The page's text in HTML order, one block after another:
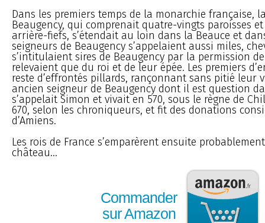
Dans les premiers temps de la monarchie française,
Beaugency, qui comprenait quatre-vingts paroisses
arrière-fiefs, s’étendait au loin dans la Beauce et
seigneurs de Beaugency s’appelaient aussi miles,
s’intitulaient sires de Beaugency par la permission
relevaient que du roi et de leur épée. Les premiers
reste d’effrontés pillards, rançonnant sans pitié leur
ancien seigneur de Beaugency dont il est question
s’appelait Simon et vivait en 570, sous le règne de
670, selon les chroniqueurs, et fit des donations
d’Amiens.
Les rois de France s’emparèrent ensuite
château...
Commander
sur Amazon